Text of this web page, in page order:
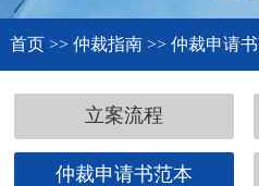
首页>> 仲裁指南>> 仲裁申请
立案流程
仲裁申请书范本